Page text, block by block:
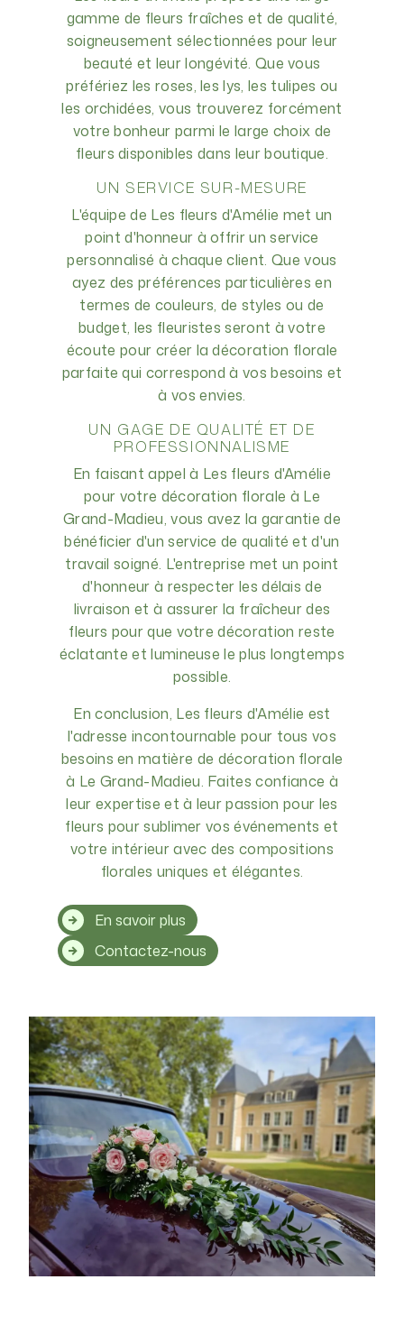
gamme de fleurs fraîches et de qualité,
soigneusement sélectionnées pour leur
beauté et leur longévité. Que vous
préfériez les roses, les lys, les tulipes ou
les orchidées, vous trouverez forcément
votre bonheur parmi le large choix de
fleurs disponibles dans leur boutique.
UN SERVICE SUR-MESURE
L'équipe de Les fleurs d'Amélie met un
point d'honneur à offrir un service
personnalisé à chaque client. Que vous
ayez des préférences particulières en
termes de couleurs, de styles ou de
budget, les fleuristes seront à votre
écoute pour créer la décoration florale
parfaite qui correspond à vos besoins et
à vos envies.
UN GAGE DE QUALITÉ ET DE
PROFESSIONNALISME
En faisant appel à Les fleurs d'Amélie
pour votre décoration florale à Le
Grand-Madieu, vous avez la garantie de
bénéficier d'un service de qualité et d'un
travail soigné. L'entreprise met un point
d'honneur à respecter les délais de
livraison et à assurer la fraîcheur des
fleurs pour que votre décoration reste
éclatante et lumineuse le plus longtemps
possible.
En conclusion, Les fleurs d'Amélie est
l'adresse incontournable pour tous vos
besoins en matière de décoration florale
à Le Grand-Madieu. Faites confiance à
leur expertise et à leur passion pour les
fleurs pour sublimer vos événements et
votre intérieur avec des compositions
florales uniques et élégantes.
En savoir plus
Contactez-nous